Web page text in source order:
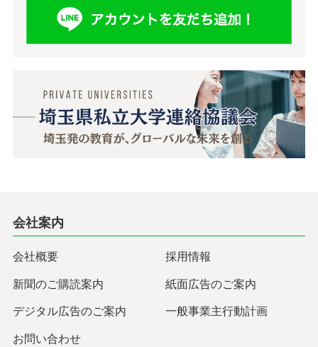
会社案内
会社概要 採用情報
新聞のご購読案内 紙面広告のご案内
デジタル広告のご案内 一般事業主行動計画
お問い合わせ